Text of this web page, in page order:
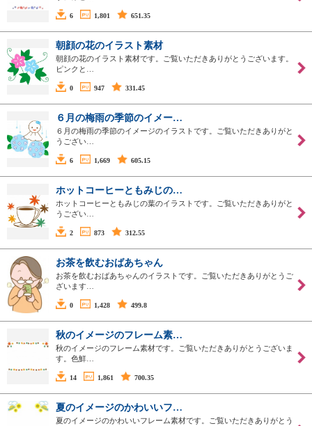
6 1,801 651.35
朝顔の花のイラスト素材
朝顔の花のイラスト素材です。ご覧いただきありがとうございます。
ピンクと…
0 947 331.45
６月の梅雨の季節のイメー…
６月の梅雨の季節のイメージのイラストです。ご覧いただきありがと
うござい…
6 1,669 605.15
ホットコーヒーともみじの…
ホットコーヒーともみじの葉のイラストです。ご覧いただきありがと
うござい…
2 873 312.55
お茶を飲むおばあちゃん
お茶を飲むおばあちゃんのイラストです。ご覧いただきありがとうご
ざいます…
0 1,428 499.8
秋のイメージのフレーム素…
秋のイメージのフレーム素材です。ご覧いただきありがとうございま
す。色鮮…
14 1,861 700.35
夏のイメージのかわいいフ…
夏のイメージのかわいいフレーム素材です。ご覧いただきありがとう